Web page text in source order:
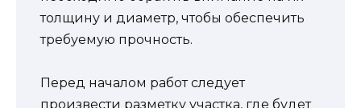
толщину и диаметр, чтобы обеспечить
требуемую прочность.
Перед началом работ следует
произвести разметку участка, где будет